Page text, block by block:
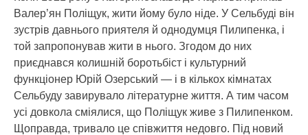
Валер’ян Поліщук, жити йому було ніде. У Сельбуді він
зустрів давнього приятеля й однодумця Пилипенка, і
той запропонував жити в нього. Згодом до них
приєднався колишній боротьбіст і культурний
функціонер Юрій Озерський — і в кількох кімнатах
Сельбуду завирувало літературне життя. А тим часом
усі довкола сміялися, що Поліщук живе з Пилипенком.
Щоправда, тривало це співжиття недовго. Під новий